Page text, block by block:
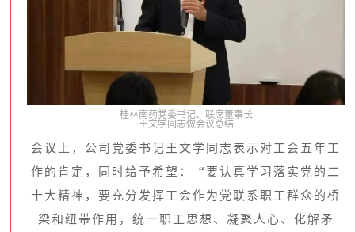
桂林南药党委书记、联席董事长
王文学同志做会议总结
会议上，公司党委书记王文学同志表示对工会五年工
作的肯定，同时给予希望：“要认真学习落实党的二
十大精神，要充分发挥工会作为党联系职工群众的桥
梁和纽带作用，统一职工思想、凝聚人心、化解矛